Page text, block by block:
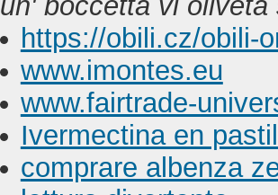
https://obili.cz/obili-
www.imontes.eu
www.fairtrade-
Ivermectina en
comprare albenza